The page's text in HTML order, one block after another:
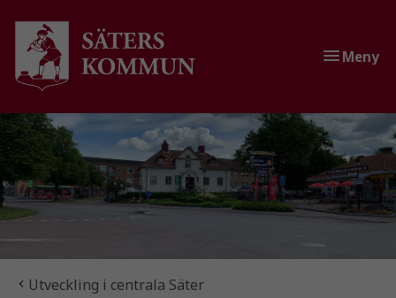
Gå till innehåll
Gå till huvudmeny
Gå till sidomeny
Meny
Du är här:
Utveckling i centrala Säter